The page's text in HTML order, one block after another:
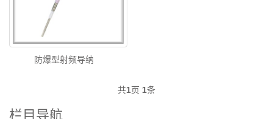
防爆型射频导纳
共1页 1条
栏目导航